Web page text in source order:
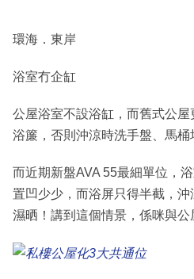
環海．東岸
浴室冇企缸
公屋浴室不設浴缸，而舊式公
浴簾，否則沖涼時洗手盤、馬桶
而近期新盤AVA 55最細單位，
置凹少少，而浴屏只得半截，
濕晒！講到這個情景，係咪與公